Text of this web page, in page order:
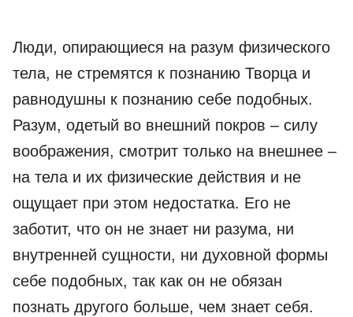
Люди, опирающиеся на разум физического
тела, не стремятся к познанию Творца и
равнодушны к познанию себе подобных.
Разум, одетый во внешний покров – силу
воображения, смотрит только на внешнее –
на тела и их физические действия и не
ощущает при этом недостатка. Его не
заботит, что он не знает ни разума, ни
внутренней сущности, ни духовной формы
себе подобных, так как он не обязан
познать другого больше, чем знает себя.